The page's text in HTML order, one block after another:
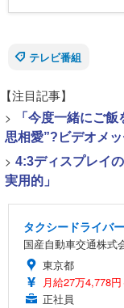
テレビ番組
【注目記事】
>
「今度一緒にご
思相愛”?ビデオメ
> 4:3ディスプレイ
実用的」
タクシードライバ
国産自動車交通株式
東京都
月給27万4,778
正社員